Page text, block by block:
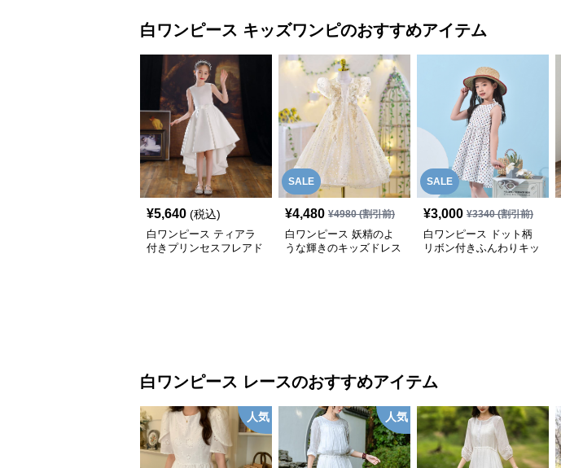
白ワンピース キッズワンピのおすすめアイテム
¥5,640 (税込)
白ワンピース ティアラ
付きプリンセスフレアド
SALE
¥4,480 ¥4980(割引前)
白ワンピース 妖精のよ
うな輝きのキッズドレス
SALE
¥3,000 ¥3340(割引前)
白ワンピース ドット柄
リボン付きふんわりキッ
白ワンピース レースのおすすめアイテム
人気 人気